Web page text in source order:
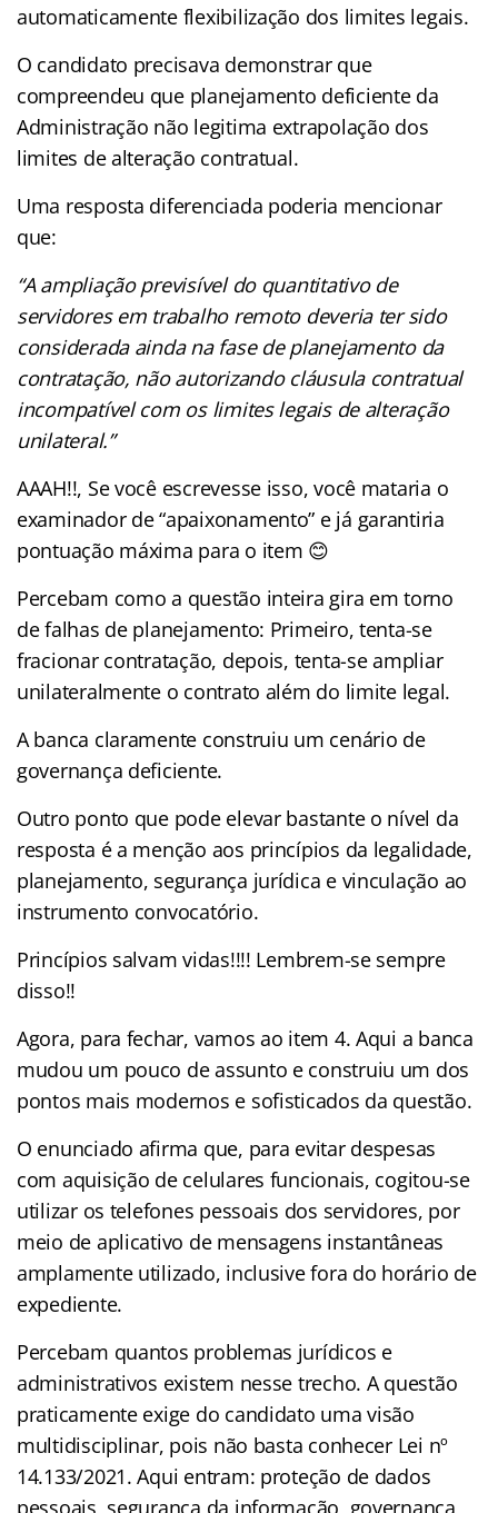
automaticamente flexibilização dos limites legais.
O candidato precisava demonstrar que
compreendeu que planejamento deficiente da
Administração não legitima extrapolação dos
limites de alteração contratual.
Uma resposta diferenciada poderia mencionar
que:
“A ampliação previsível do quantitativo de
servidores em trabalho remoto deveria ter sido
considerada ainda na fase de planejamento da
contratação, não autorizando cláusula contratual
incompatível com os limites legais de alteração
unilateral.”
AAAH!!, Se você escrevesse isso, você mataria o
examinador de “apaixonamento” e já garantiria
pontuação máxima para o item 😊
Percebam como a questão inteira gira em torno
de falhas de planejamento: Primeiro, tenta-se
fracionar contratação, depois, tenta-se ampliar
unilateralmente o contrato além do limite legal.
A banca claramente construiu um cenário de
governança deficiente.
Outro ponto que pode elevar bastante o nível da
resposta é a menção aos princípios da legalidade,
planejamento, segurança jurídica e vinculação ao
instrumento convocatório.
Princípios salvam vidas!!!! Lembrem-se sempre
disso!!
Agora, para fechar, vamos ao item 4. Aqui a banca
mudou um pouco de assunto e construiu um dos
pontos mais modernos e sofisticados da questão.
O enunciado afirma que, para evitar despesas
com aquisição de celulares funcionais, cogitou-se
utilizar os telefones pessoais dos servidores, por
meio de aplicativo de mensagens instantâneas
amplamente utilizado, inclusive fora do horário de
expediente.
Percebam quantos problemas jurídicos e
administrativos existem nesse trecho. A questão
praticamente exige do candidato uma visão
multidisciplinar, pois não basta conhecer Lei nº
14.133/2021. Aqui entram: proteção de dados
pessoais, segurança da informação, governança